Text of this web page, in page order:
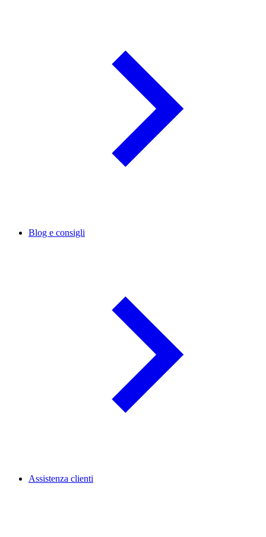
Blog e consigli
Assistenza clienti